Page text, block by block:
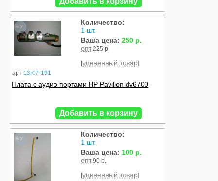
Б/У
арт 13-07-191
Количество:
1 шт.
Ваша цена: 250 р.
опт 225 р.
[уцененный товар]
Плата с аудио портами HP Pavilion dv6700
Добавить в корзину
Б/У
Количество:
1 шт.
Ваша цена: 100 р.
опт 90 р.
[уцененный товар]